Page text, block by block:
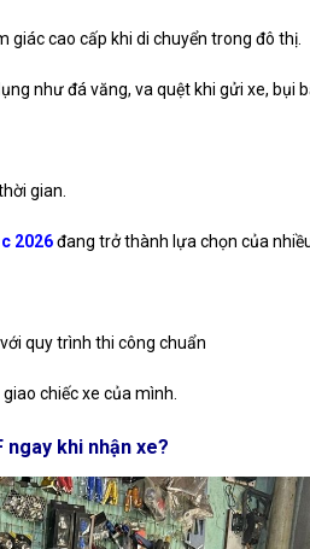
giác cao cấp khi di chuyển trong đô thị.
như đá văng, va quệt khi gửi xe, bụi
gian.
2026đang trở thành lựa chọn của
với quy trình thi công chuẩn
chiếc xe của mình.
ngay khi nhận xe?